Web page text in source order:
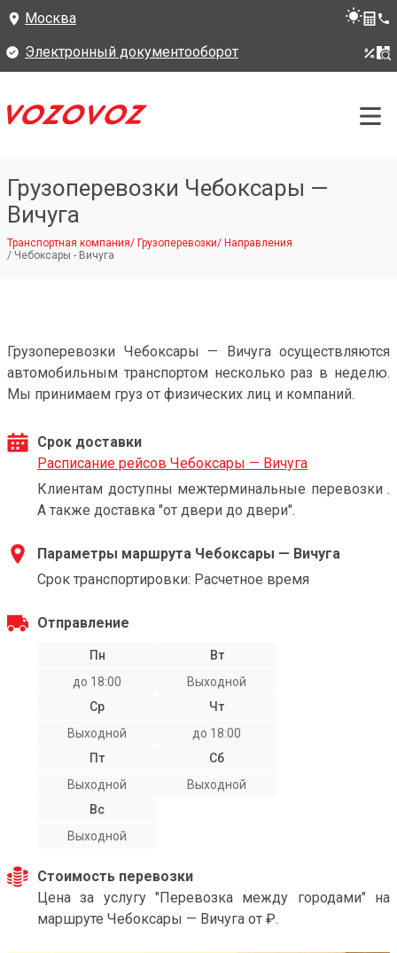
Москва
Электронный документооборот
Грузоперевозки Чебоксары —
Вичуга
Транспортная компания/ Грузоперевозки/ Направления
/ Чебоксары - Вичуга
Грузоперевозки Чебоксары — Вичуга осуществляются
автомобильным транспортом несколько раз в неделю.
Мы принимаем груз от физических лиц и компаний.
Срок доставки
Расписание рейсов Чебоксары — Вичуга
Клиентам доступны межтерминальные перевозки .
А также доставка "от двери до двери".
Параметры маршрута Чебоксары — Вичуга
Срок транспортировки: Расчетное время
Отправление
Пн
до 18:00
Вт
Выходной
Ср
Выходной
Чт
до 18:00
Пт
Выходной
Сб
Выходной
Вс
Выходной
Стоимость перевозки
Цена за услугу "Перевозка между городами" на
маршруте Чебоксары — Вичуга от ₽.